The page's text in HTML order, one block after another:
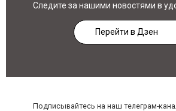
Следите за нашими новостями в
Перейти в Дзен
Подписывайтесь на наш телеграм-